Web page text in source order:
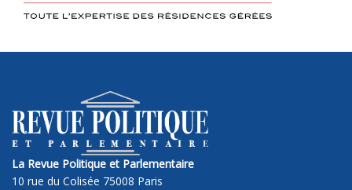
La Revue Politique et Parlementaire
10 rue du Colisée 75008 Paris